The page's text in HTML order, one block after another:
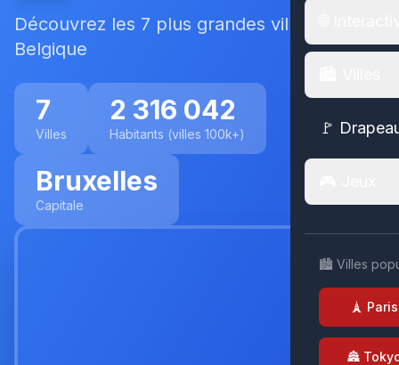
🚩
🏙️ Villes
🗼 Paris
🏯
Découvrez les 7 plus grandes villes de
Belgique
7
Villes
2 316 042
Habitants (villes 100k+)
Bruxelles
Capitale